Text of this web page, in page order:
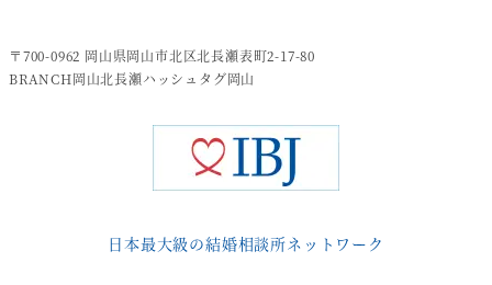
〒700-0962 岡山県岡山市北区北長瀬表町2-17-80
BRANCH岡山北長瀬ハッシュタグ岡山
日本最大級の結婚相談所ネットワーク